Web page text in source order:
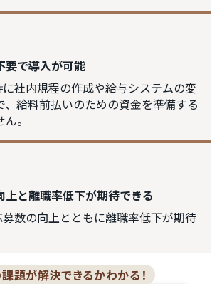
要で導入が可能
社内規程の作成や給与システムの変
、給料前払いのための資金を準備する
。
上と離職率低下が期待できる
数の向上とともに離職率低下が期待
題が解決できるかわかる！